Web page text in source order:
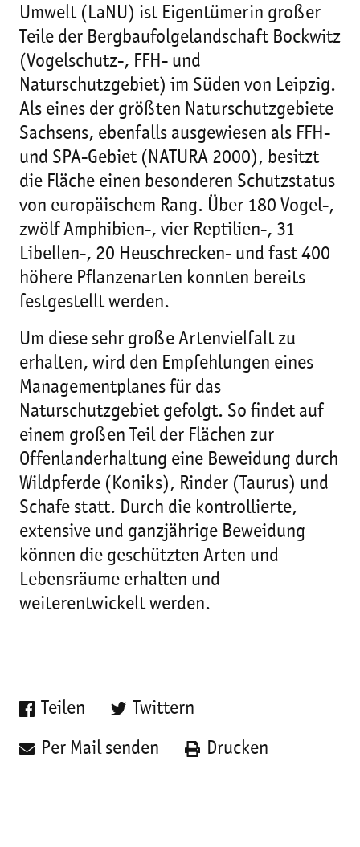
Umwelt (LaNU) ist Eigentümerin großer
Teile der Bergbaufolgelandschaft Bockwitz
(Vogelschutz-, FFH- und
Naturschutzgebiet) im Süden von Leipzig.
Als eines der größten Naturschutzgebiete
Sachsens, ebenfalls ausgewiesen als FFH-
und SPA-Gebiet (NATURA 2000), besitzt
die Fläche einen besonderen Schutzstatus
von europäischem Rang. Über 180 Vogel-,
zwölf Amphibien-, vier Reptilien-, 31
Libellen-, 20 Heuschrecken- und fast 400
höhere Pflanzenarten konnten bereits
festgestellt werden.
Um diese sehr große Artenvielfalt zu
erhalten, wird den Empfehlungen eines
Managementplanes für das
Naturschutzgebiet gefolgt. So findet auf
einem großen Teil der Flächen zur
Offenlanderhaltung eine Beweidung durch
Wildpferde (Koniks), Rinder (Taurus) und
Schafe statt. Durch die kontrollierte,
extensive und ganzjährige Beweidung
können die geschützten Arten und
Lebensräume erhalten und
weiterentwickelt werden.
Teilen Twittern
Per Mail senden Drucken